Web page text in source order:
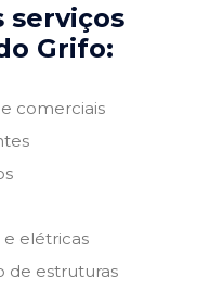
serviços
Grifo:
comerciais
e elétricas
de estruturas